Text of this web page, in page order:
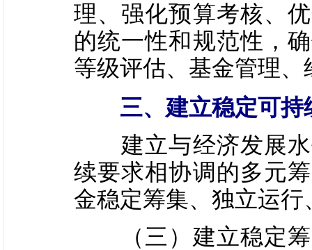
理、强化预算考核、
的统一性和规范性，
等级评估、基金管理
三、建立稳定可持
建立与经济发展水
续要求相协调的多元
金稳定筹集、独立运行
（三）建立稳定筹